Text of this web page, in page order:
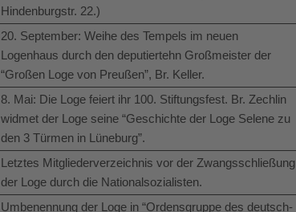
Hindenburgstr. 22.)
20. September: Weihe des Tempels im neuen
Logenhaus durch den deputiertehn Großmeister der
“Großen Loge von Preußen”, Br. Keller.
8. Mai: Die Loge feiert ihr 100. Stiftungsfest. Br. Zechlin
widmet der Loge seine “Geschichte der Loge Selene zu
den 3 Türmen in Lüneburg”.
Letztes Mitgliederverzeichnis vor der Zwangsschließung
der Loge durch die Nationalsozialisten.
Umbenennung der Loge in “Ordensgruppe des deutsch-